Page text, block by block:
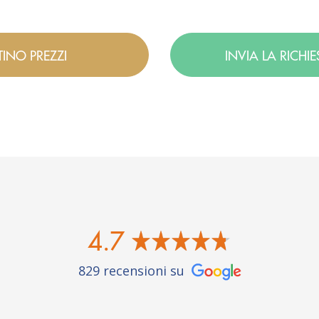
PREZZI INVIA LA
4.7
829 recensioni su